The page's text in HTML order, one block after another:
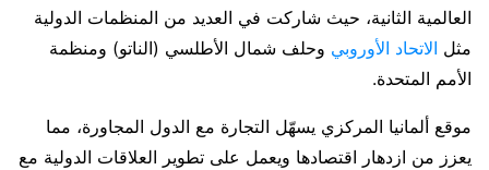
العالمية الثانية، حيث شاركت في العديد من المنظمات الدولية
مثل الاتحاد الأوروبي وحلف شمال الأطلسي (الناتو) ومنظمة
الأمم المتحدة.
موقع ألمانيا المركزي يسهّل التجارة مع الدول المجاورة، مما
يعزز من ازدهار اقتصادها ويعمل على تطوير العلاقات الدولية مع